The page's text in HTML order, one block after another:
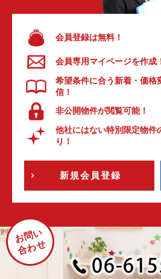
会員登録は無料！
会員専用マイページを作成
希望条件に合う新着・価格
信！
非公開物件が閲覧可能！
他社にはない特別限定物件
り！
新規会員登録
お問い
合わせ